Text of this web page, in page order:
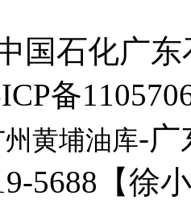
国石化广
备
州黄埔油库-广
5688【徐